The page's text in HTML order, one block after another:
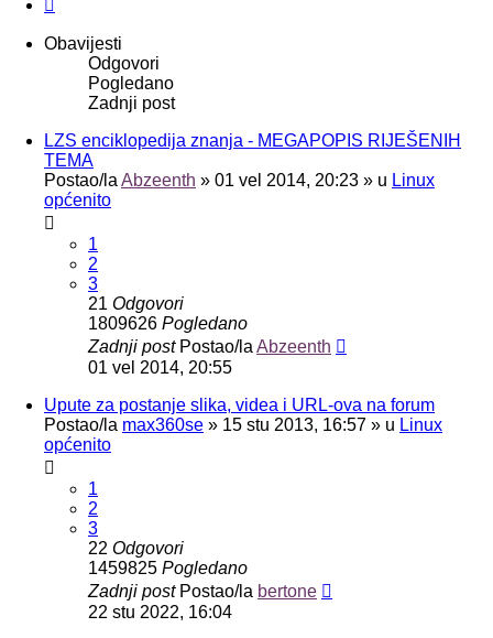
Obavijesti
Odgovori
Pogledano
Zadnji post
LZS enciklopedija znanja - MEGAPOPIS RIJEŠENIH
TEMA
Postao/la Abzeenth » 01 vel 2014, 20:23 » u Linux
općenito
1
2
3
21 Odgovori
1809626 Pogledano
Zadnji post Postao/la Abzeenth
01 vel 2014, 20:55
Upute za postanje slika, videa i URL-ova na forum
Postao/la max360se » 15 stu 2013, 16:57 » u Linux
općenito
1
2
3
22 Odgovori
1459825 Pogledano
Zadnji post Postao/la bertone
22 stu 2022, 16:04